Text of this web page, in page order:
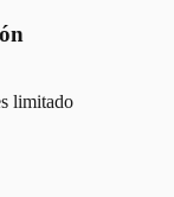
limitado